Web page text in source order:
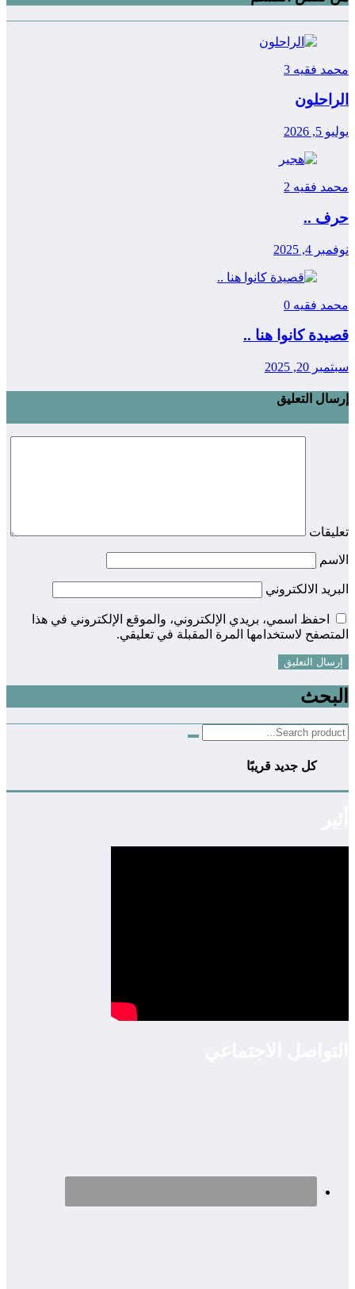
محمد فقيه 3
الراحلون
يوليو 5, 2026
محمد فقيه 2
حرف ..
نوفمبر 4, 2025
محمد فقيه 0
قصيدة كانوا هنا ..
سبتمبر 20, 2025
إرسال التعليق
تعليقات
الاسم
البريد الالكتروني
احفظ اسمي، بريدي الإلكتروني، والموقع الإلكتروني في هذا
المتصفح لاستخدامها المرة المقبلة في تعليقي.
البحث
كل جديد قريبًا